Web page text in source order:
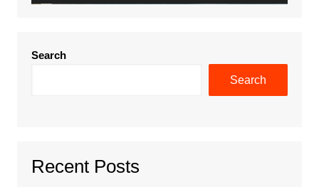
Search
Search
Recent Posts